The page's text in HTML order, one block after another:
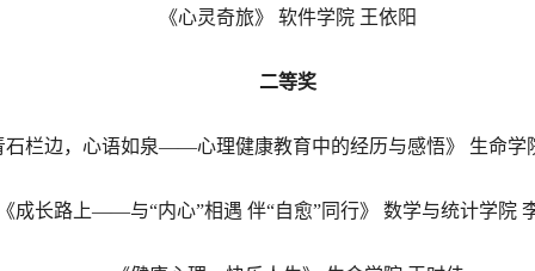
《心灵奇旅》 软件学院 王依阳
二等奖
石栏边，心语如泉——心理健康教育中的经历与感悟》 生命学
成长路上——与“内心”相遇 伴“自愈”同行》 数学与统计学院